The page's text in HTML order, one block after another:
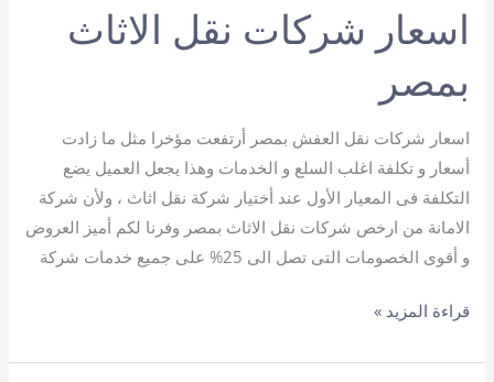
اسعار شركات نقل الاثاث
بمصر
اسعار شركات نقل العفش بمصر أرتفعت مؤخرا مثل ما زادت
أسعار و تكلفة اغلب السلع و الخدمات وهذا يجعل العميل يضع
التكلفة فى المعيار الأول عند أختيار شركة نقل اثاث ، ولأن شركة
الامانة من ارخص شركات نقل الاثاث بمصر وفرنا لكم أميز العروض
و أقوى الخصومات التى تصل الى 25% على جميع خدمات شركة
اسعار
نقل
قراءة المزيد »